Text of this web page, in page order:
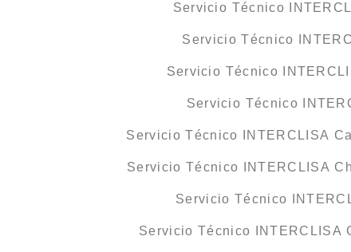
Servicio Técnico
Servicio Técnico
Servicio Técnico
Servicio Técnico
Servicio Técnico INTERCLISA
Servicio Técnico INTERCLISA
Servicio Técnico
Servicio Técnico INTERCLISA